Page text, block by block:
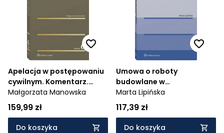
Apelacja w postępowaniu
cywilnym. Komentarz.
Orzecznictwo
Małgorzata Manowska
159,99 zł
Do koszyka
Umowa o roboty
budowlane w
zamówieniach publicznych
i w kodeksie cywilnym
Marta Lipińska
117,39 zł
Do koszyka